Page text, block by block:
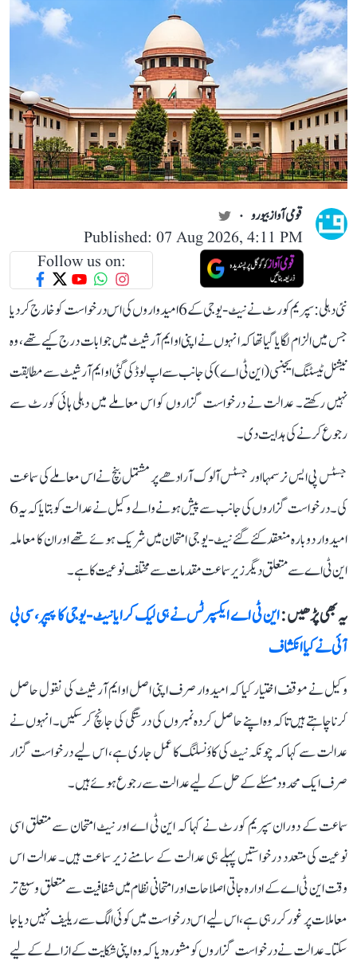
قومی آواز بیورو
Published: 07 Aug 2026, 4:11 PM
Follow us on:
نئی دہلی: سپریم کورٹ نے نیٹ-یو جی کے 6 امیدواروں کی اس درخواست کو خارج کر دیا
جس میں الزام لگایا گیا تھا کہ انہوں نے اپنی او ایم آر شیٹ میں جوابات درج کیے تھے، وہ
نیشنل ٹیسٹنگ ایجنسی (این ٹی اے) کی جانب سے اپ لوڈ کی گئی او ایم آر شیٹ سے مطابقت
نہیں رکھتے۔ عدالت نے درخواست گزاروں کو اس معاملے میں دہلی ہائی کورٹ سے
رجوع کرنے کی ہدایت دی۔
جسٹس پی ایس نرسمہا اور جسٹس آلوک آرادھے پر مشتمل بنچ نے اس معاملے کی سماعت
کی۔ درخواست گزاروں کی جانب سے پیش ہونے والے وکیل نے عدالت کو بتایا کہ یہ 6
امیدوار دوبارہ منعقد کئے گئے نیٹ-یو جی امتحان میں شریک ہوئے تھے اور ان کا معاملہ
این ٹی اے سے متعلق دیگر زیر سماعت مقدمات سے مختلف نوعیت کا ہے۔
یہ بھی پڑھیں :این ٹی اے ایکسپرٹس نے ہی لیک کرایا نیٹ-یوجی کا پیپر، سی بی
آئی نے کیا انکشاف
وکیل نے موقف اختیار کیا کہ امیدوار صرف اپنی اصل او ایم آر شیٹ کی نقول حاصل
کرنا چاہتے ہیں تاکہ وہ اپنے حاصل کردہ نمبروں کی درستگی کی جانچ کر سکیں۔ انہوں نے
عدالت سے کہا کہ چونکہ نیٹ کی کاؤنسلنگ کا عمل جاری ہے، اس لیے درخواست گزار
صرف ایک محدود مسئلے کے حل کے لیے عدالت سے رجوع ہوئے ہیں۔
سماعت کے دوران سپریم کورٹ نے کہا کہ این ٹی اے اور نیٹ امتحان سے متعلق اسی
نوعیت کی متعدد درخواستیں پہلے ہی عدالت کے سامنے زیر سماعت ہیں۔ عدالت اس
وقت این ٹی اے کے ادارہ جاتی اصلاحات اور امتحانی نظام میں شفافیت سے متعلق وسیع تر
معاملات پر غور کر رہی ہے، اس لیے اس درخواست میں کوئی الگ سے ریلیف نہیں دیا جا
سکتا۔ عدالت نے درخواست گزاروں کو مشورہ دیا کہ وہ اپنی شکایت کے ازالے کے لیے